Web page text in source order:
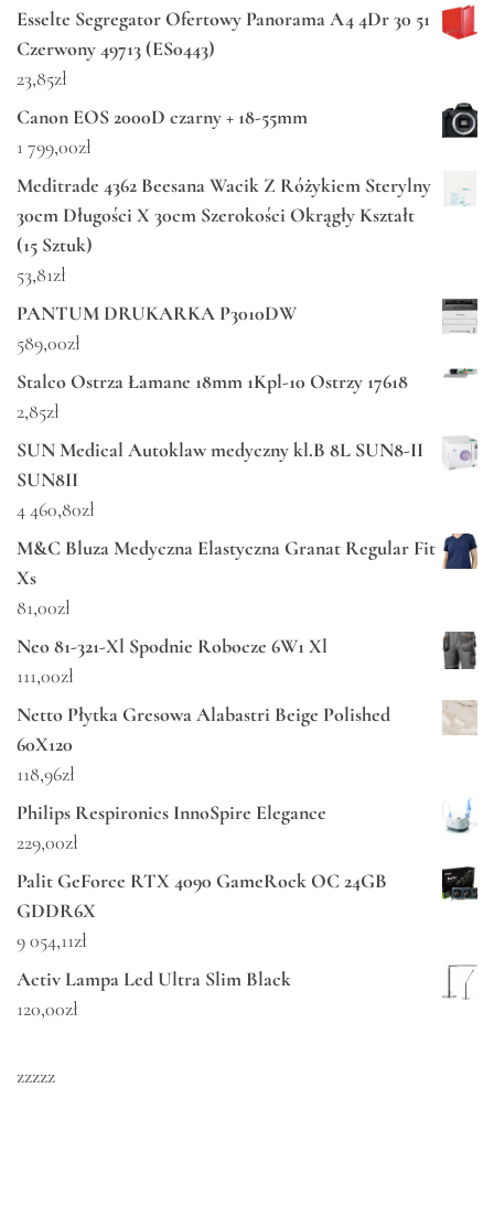
Esselte Segregator Ofertowy Panorama A4 4Dr 30 51
Czerwony 49713 (ES0443)
23,85zł
Canon EOS 2000D czarny + 18-55mm
1 799,00zł
Meditrade 4362 Beesana Wacik Z Różykiem Sterylny
30cm Długości X 30cm Szerokości Okrągły Kształt
(15 Sztuk)
53,81zł
PANTUM DRUKARKA P3010DW
589,00zł
Stalco Ostrza Łamane 18mm 1Kpl-10 Ostrzy 17618
2,85zł
SUN Medical Autoklaw medyczny kl.B 8L SUN8-II
SUN8II
4 460,80zł
M&C Bluza Medyczna Elastyczna Granat Regular Fit
Xs
81,00zł
Neo 81-321-Xl Spodnie Robocze 6W1 Xl
111,00zł
Netto Płytka Gresowa Alabastri Beige Polished
60X120
118,96zł
Philips Respironics InnoSpire Elegance
229,00zł
Palit GeForce RTX 4090 GameRock OC 24GB
GDDR6X
9 054,11zł
Activ Lampa Led Ultra Slim Black
120,00zł
zzzzz